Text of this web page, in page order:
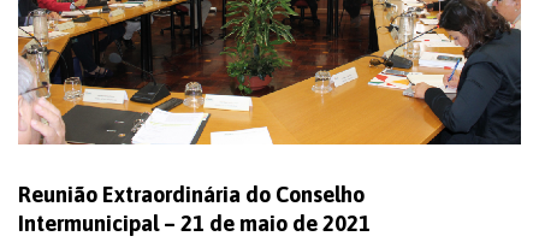
Reunião Extraordinária do Conselho
Intermunicipal – 21 de maio de 2021